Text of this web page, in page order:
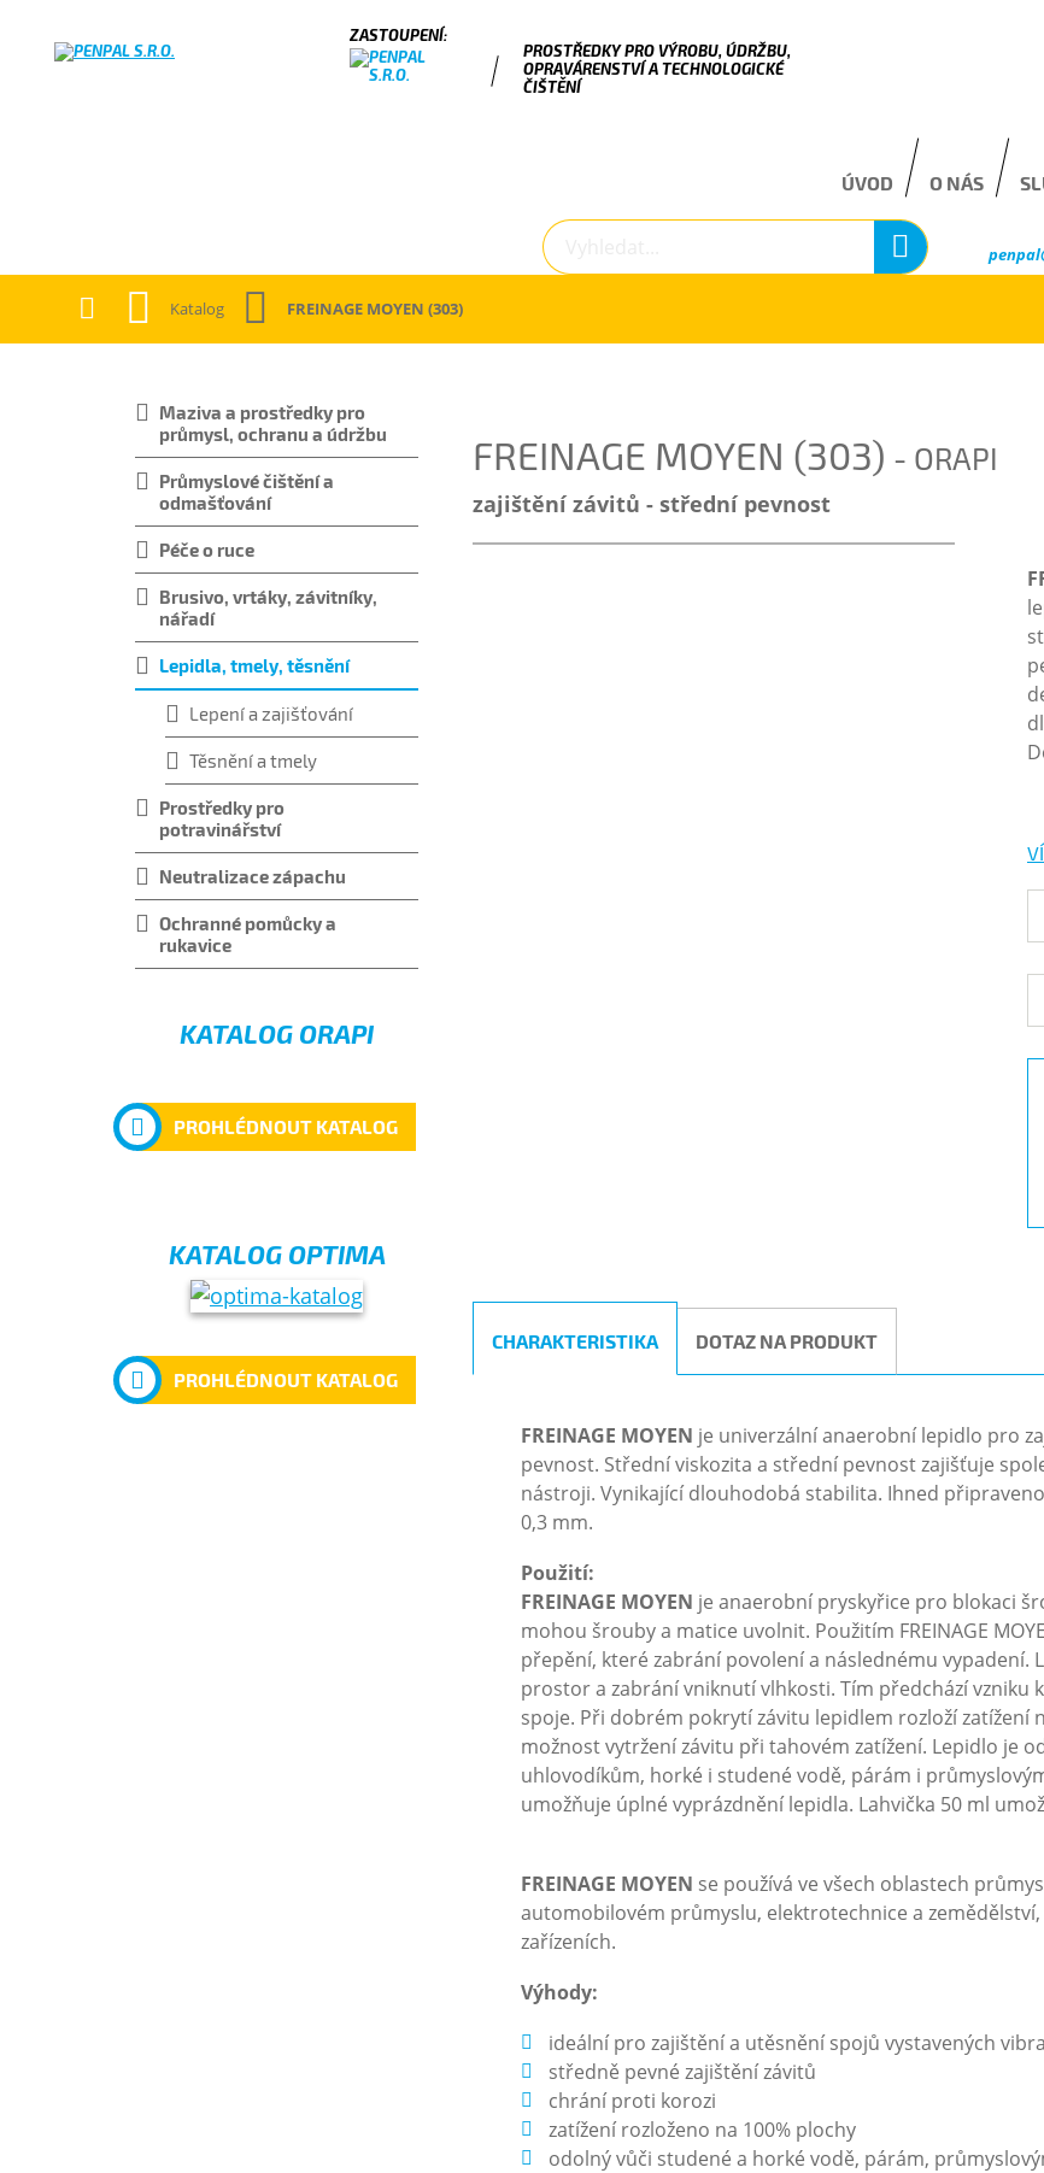
PROSTŘEDKY PRO VÝROBU, ÚDRŽBU,
OPRAVÁRENSTVÍ A TECHNOLOGICKÉ
ČIŠTĚNÍ
ÚVOD O NÁS
Katalog FREINAGE MOYEN (303)
FREINAGE MOYEN (303) - ORAPI
zajištění závitů - střední pevnost
CHARAKTERISTIKA DOTAZ NA PRODUKT
FREINAGE MOYEN je univerzální anaerobní lepidlo pro
pevnost. Střední viskozita a střední pevnost zajišťuje
nástroji. Vynikající dlouhodobá stabilita. Ihned
0,3 mm.
Použití:
FREINAGE MOYEN je anaerobní pryskyřice pro blokaci
mohou šrouby a matice uvolnit. Použitím FREINAGE
přepění, které zabrání povolení a následnému vypadení.
prostor a zabrání vniknutí vlhkosti. Tím předchází vzniku
spoje. Při dobrém pokrytí závitu lepidlem rozloží zatížení
možnost vytržení závitu při tahovém zatížení. Lepidlo je
uhlovodíkům, horké i studené vodě, párám i
umožňuje úplné vyprázdnění lepidla. Lahvička 50 ml
FREINAGE MOYEN se používá ve všech oblastech
automobilovém průmyslu, elektrotechnice a
zařízeních.
Výhody:
ideální pro zajištění a utěsnění spojů vystavených
středně pevné zajištění závitů
chrání proti korozi
zatížení rozloženo na 100% plochy
odolný vůči studené a horké vodě, párám,
Maziva a prostředky pro
průmysl, ochranu a údržbu
Průmyslové čištění a
odmašťování
Péče o ruce
Brusivo, vrtáky, závitníky,
nářadí
Lepidla, tmely, těsnění
Lepení a zajišťování
Těsnění a tmely
Prostředky pro
potravinářství
Neutralizace zápachu
Ochranné pomůcky a
rukavice
KATALOG ORAPI
PROHLÉDNOUT KATALOG
KATALOG OPTIMA
PROHLÉDNOUT KATALOG